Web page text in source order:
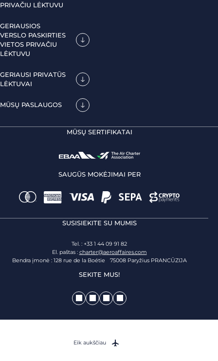
PRIVAČIU LĖKTUVU
GERIAUSIOS
VERSLO PASKIRTIES
VIETOS PRIVAČIU
LĖKTUVU
GERIAUSI PRIVATŪS
LĖKTUVAI
MŪSŲ PASLAUGOS
MŪSŲ SERTIFIKATAI
SAUGŪS MOKĖJIMAI PER
SUSISIEKITE SU MUMIS
Tel. : +33 1 44 09 91 82
El. paštas : charter@aeroaffaires.com
Bendra įmonė : 128 rue de la Boétie 75008 Paryžius PRANCŪZIJA
SEKITE MUS!
Eik aukščiau